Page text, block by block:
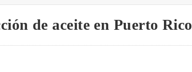
de aceite en Puerto Rico